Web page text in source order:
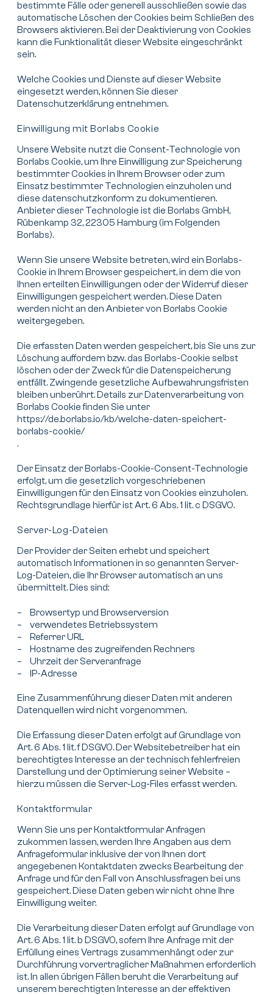
bestimmte Fälle oder generell ausschließen sowie das
automatische Löschen der Cookies beim Schließen des
Browsers aktivieren. Bei der Deaktivierung von Cookies
kann die Funktionalität dieser Website eingeschränkt
sein.
Welche Cookies und Dienste auf dieser Website
eingesetzt werden, können Sie dieser
Datenschutzerklärung entnehmen.
Einwilligung mit Borlabs Cookie
Unsere Website nutzt die Consent-Technologie von
Borlabs Cookie, um Ihre Einwilligung zur Speicherung
bestimmter Cookies in Ihrem Browser oder zum
Einsatz bestimmter Technologien einzuholen und
diese datenschutzkonform zu dokumentieren.
Anbieter dieser Technologie ist die Borlabs GmbH,
Rübenkamp 32, 22305 Hamburg (im Folgenden
Borlabs).
Wenn Sie unsere Website betreten, wird ein Borlabs-
Cookie in Ihrem Browser gespeichert, in dem die von
Ihnen erteilten Einwilligungen oder der Widerruf dieser
Einwilligungen gespeichert werden. Diese Daten
werden nicht an den Anbieter von Borlabs Cookie
weitergegeben.
Die erfassten Daten werden gespeichert, bis Sie uns zur
Löschung auffordern bzw. das Borlabs-Cookie selbst
löschen oder der Zweck für die Datenspeicherung
entfällt. Zwingende gesetzliche Aufbewahrungsfristen
bleiben unberührt. Details zur Datenverarbeitung von
Borlabs Cookie finden Sie unter
https://de.borlabs.io/kb/welche-daten-speichert-
borlabs-cookie/
.
Der Einsatz der Borlabs-Cookie-Consent-Technologie
erfolgt, um die gesetzlich vorgeschriebenen
Einwilligungen für den Einsatz von Cookies einzuholen.
Rechtsgrundlage hierfür ist Art. 6 Abs. 1 lit. c DSGVO.
Server-Log-Dateien
Der Provider der Seiten erhebt und speichert
automatisch Informationen in so genannten Server-
Log-Dateien, die Ihr Browser automatisch an uns
übermittelt. Dies sind:
Browsertyp und Browserversion
verwendetes Betriebssystem
Referrer URL
Hostname des zugreifenden Rechners
Uhrzeit der Serveranfrage
IP-Adresse
Eine Zusammenführung dieser Daten mit anderen
Datenquellen wird nicht vorgenommen.
Die Erfassung dieser Daten erfolgt auf Grundlage von
Art. 6 Abs. 1 lit. f DSGVO. Der Websitebetreiber hat ein
berechtigtes Interesse an der technisch fehlerfreien
Darstellung und der Optimierung seiner Website –
hierzu müssen die Server-Log-Files erfasst werden.
Kontaktformular
Wenn Sie uns per Kontaktformular Anfragen
zukommen lassen, werden Ihre Angaben aus dem
Anfrageformular inklusive der von Ihnen dort
angegebenen Kontaktdaten zwecks Bearbeitung der
Anfrage und für den Fall von Anschlussfragen bei uns
gespeichert. Diese Daten geben wir nicht ohne Ihre
Einwilligung weiter.
Die Verarbeitung dieser Daten erfolgt auf Grundlage von
Art. 6 Abs. 1 lit. b DSGVO, sofern Ihre Anfrage mit der
Erfüllung eines Vertrags zusammenhängt oder zur
Durchführung vorvertraglicher Maßnahmen erforderlich
ist. In allen übrigen Fällen beruht die Verarbeitung auf
unserem berechtigten Interesse an der effektiven